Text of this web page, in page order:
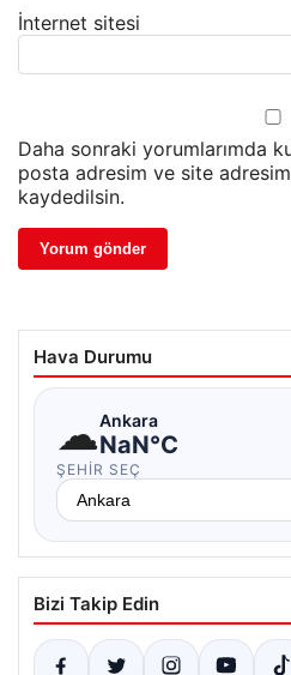
İnternet sitesi
Daha sonraki yorumlarımda
posta adresim ve site adresim
kaydedilsin.
Hava Durumu
☁Ankara
NaN°C
ŞEHIR SEÇ
Bizi Takip Edin